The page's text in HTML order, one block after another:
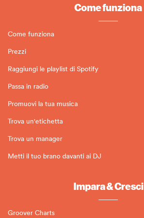
Come funziona
Come funziona
Prezzi
Raggiungi le playlist di Spotify
Passa in radio
Promuovi la tua musica
Trova un'etichetta
Trova un manager
Metti il tuo brano davanti ai DJ
Impara & Cresci
Groover Charts